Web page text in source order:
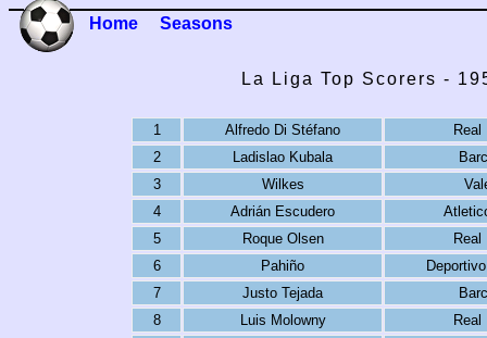
Home Seasons
La Liga Top Scorers -
1 Alfredo Di Stéfano
Real
2
Ladislao Kubala
3
Wilkes
4
Adrián Escudero
5
Roque Olsen
Real
6
Pahiño
7
Justo Tejada
8
Luis Molowny
Real